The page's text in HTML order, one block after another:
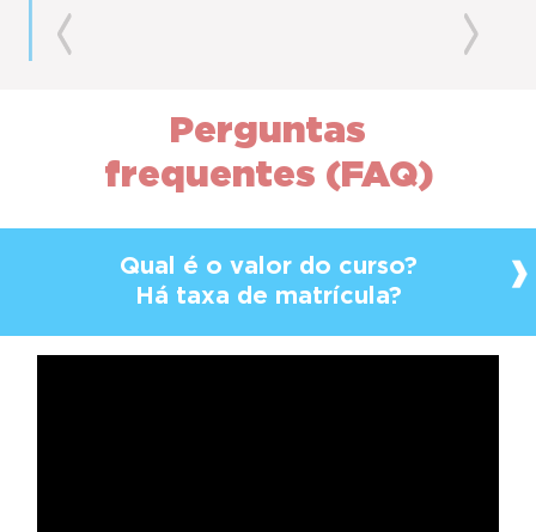
Perguntas
frequentes (FAQ)
Qual é o valor do curso?
Há taxa de matrícula?